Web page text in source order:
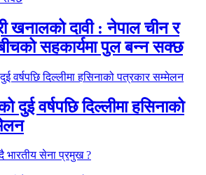
खनालको दावी : नेपाल चीन र
सहकार्यमा पुल बन्न सक्छ
दुई वर्षपछि दिल्लीमा हसिनाको